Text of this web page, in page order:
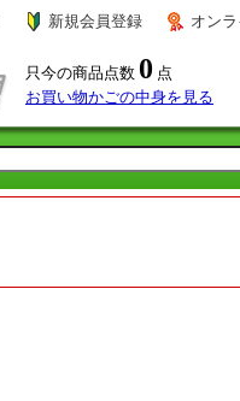
新規会員登録 オン
只今の商品点数 0 点
お買い物かごの中身を見る